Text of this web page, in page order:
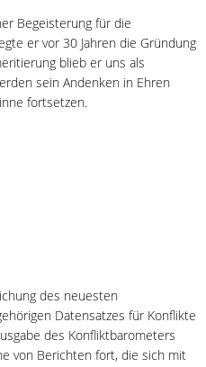
Begeisterung für die
er vor 30 Jahren die Gründung
blieb er uns als
sein Andenken in Ehren
fortsetzen.
des neuesten
Datensatzes für Konflikte
des Konfliktbarometers
von Berichten fort, die sich mit